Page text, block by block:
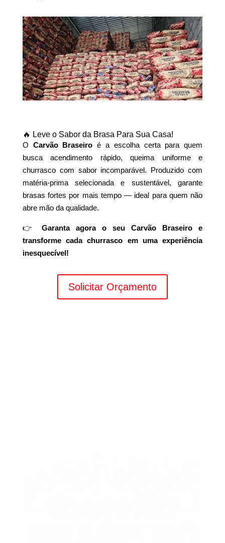
🔥 Leve o Sabor da Brasa Para Sua Casa!
O Carvão Braseiro é a escolha certa para quem
busca acendimento rápido, queima uniforme e
churrasco com sabor incomparável. Produzido com
matéria-prima selecionada e sustentável, garante
brasas fortes por mais tempo — ideal para quem não
abre mão da qualidade.
👉
Garanta agora o seu Carvão Braseiro e
transforme cada churrasco em uma experiência
inesquecível!
Solicitar Orçamento